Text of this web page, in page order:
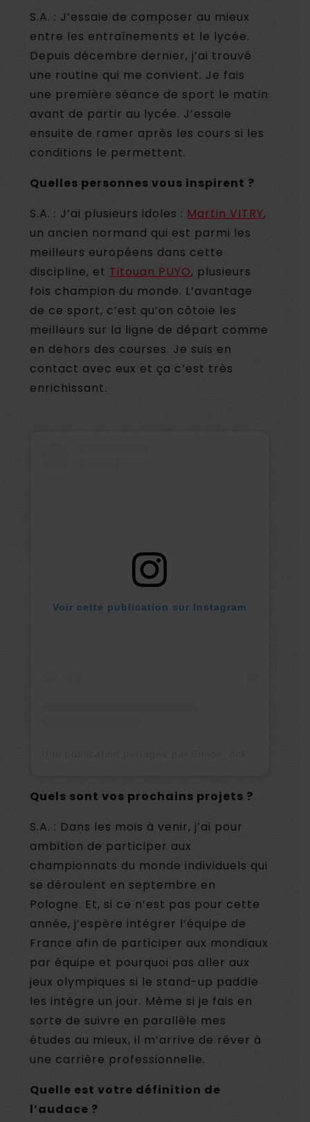
S.A. : J’essaie de composer au mieux
entre les entraînements et le lycée.
Depuis décembre dernier, j’ai trouvé
une routine qui me convient. Je fais
une première séance de sport le matin
avant de partir au lycée. J’essaie
ensuite de ramer après les cours si les
conditions le permettent.
Quelles personnes vous inspirent ?
S.A. : J’ai plusieurs idoles : Martin VITRY,
un ancien normand qui est parmi les
meilleurs européens dans cette
discipline, et Titouan PUYO, plusieurs
fois champion du monde. L’avantage
de ce sport, c’est qu’on côtoie les
meilleurs sur la ligne de départ comme
en dehors des courses. Je suis en
contact avec eux et ça c’est très
enrichissant.
Voir cette publication sur Instagram
Quels sont vos prochains projets ?
S.A. : Dans les mois à venir, j’ai pour
ambition de participer aux
championnats du monde individuels qui
se déroulent en septembre en
Pologne. Et, si ce n’est pas pour cette
année, j’espère intégrer l’équipe de
France afin de participer aux mondiaux
par équipe et pourquoi pas aller aux
jeux olympiques si le stand-up paddle
les intègre un jour. Même si je fais en
sorte de suivre en parallèle mes
études au mieux, il m’arrive de rêver à
une carrière professionnelle.
Quelle est votre définition de
l’audace ?